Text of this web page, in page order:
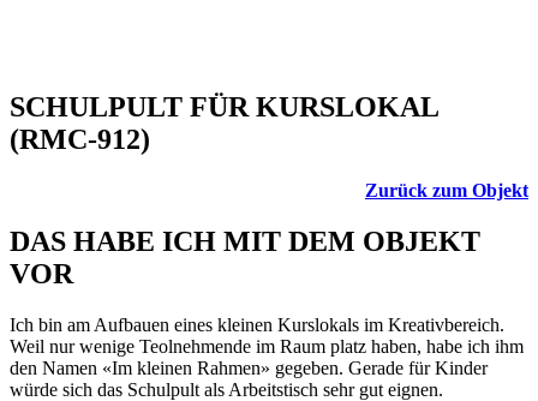
SCHULPULT FÜR KURSLOKAL
(RMC-912)
Zurück zum Objekt
DAS HABE ICH MIT DEM OBJEKT
VOR
Ich bin am Aufbauen eines kleinen Kurslokals im Kreativbereich.
Weil nur wenige Teolnehmende im Raum platz haben, habe ich ihm
den Namen «Im kleinen Rahmen» gegeben. Gerade für Kinder
würde sich das Schulpult als Arbeitstisch sehr gut eignen.